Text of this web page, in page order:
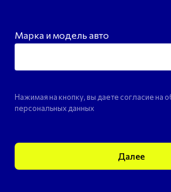
Марка и модель авто
Нажимая на кнопку, вы даете согласие на
персональных данных
Далее